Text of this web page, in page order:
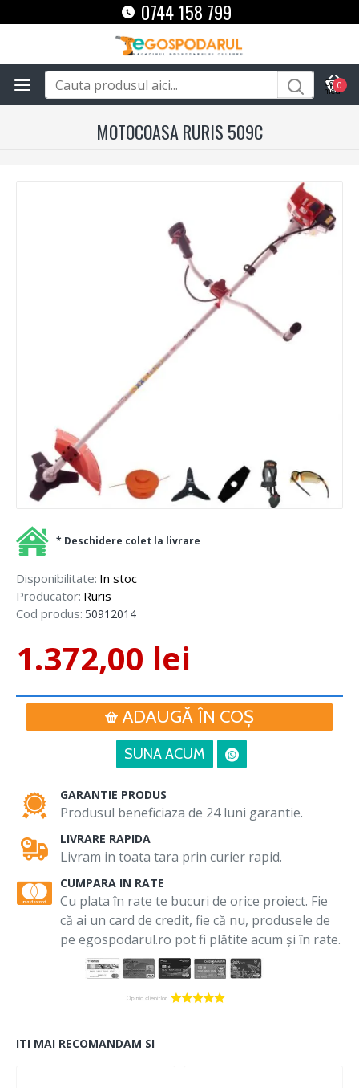
0744 158 799
0
MOTOCOASA RURIS 509C
Disponibilitate: In stoc
Producator: Ruris
Cod produs: 50912014
1.372,00 lei
ADAUGĂ ÎN COŞ
SUNA ACUM
* Deschidere colet la livrare
GARANTIE PRODUS
Produsul beneficiaza de 24 luni garantie.
LIVRARE RAPIDA
Livram in toata tara prin curier rapid.
CUMPARA IN RATE
Cu plata în rate te bucuri de orice proiect. Fie
că ai un card de credit, fie că nu, produsele de
pe egospodarul.ro pot fi plătite acum și în rate.
ITI MAI RECOMANDAM SI